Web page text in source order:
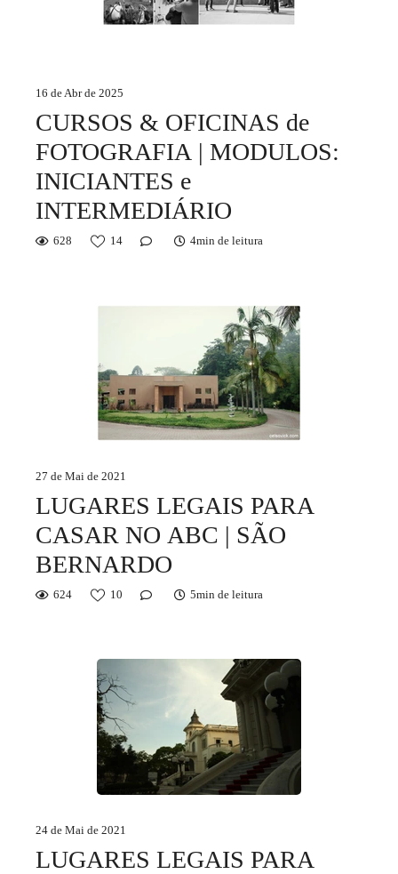
16 de Abr de 2025
CURSOS & OFICINAS de
FOTOGRAFIA | MODULOS:
INICIANTES e
INTERMEDIÁRIO
628 14 4min de leitura
27 de Mai de 2021
LUGARES LEGAIS PARA
CASAR NO ABC | SÃO
BERNARDO
624 10 5min de leitura
24 de Mai de 2021
LUGARES LEGAIS PARA